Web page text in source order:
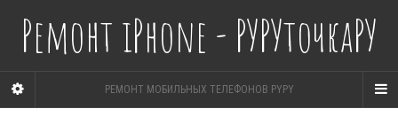
Ремонт iPhone - РУРУточкаРУ
РЕМОНТ МОБИЛЬНЫХ ТЕЛЕФОНОВ PYPY